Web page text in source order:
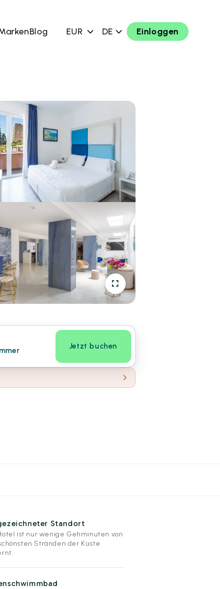
Blog EUR DE Einloggen
Jetzt buchen
Standort
ist nur wenige Gehminuten von
Stränden der Küste